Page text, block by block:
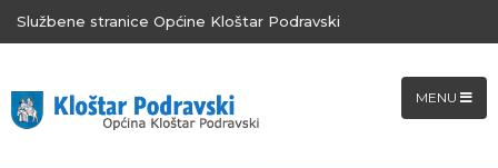
Službene stranice Općine Kloštar Podravski
MENU